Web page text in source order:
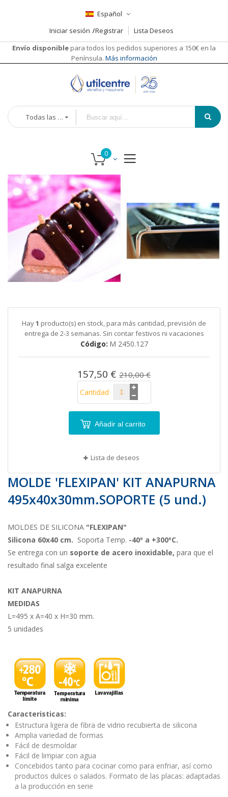
Español
Iniciar sesión
Registrar
Lista Deseos
Envío disponible para todos los pedidos superiores a 150€ en la
Península. Más información
Todas las categorías
Saltar
al
final
de
galería
imágenes
comienzo
galería
imágenes
Hay1 producto(s) en stock, para más cantidad, previsión de
entrega de 2-3 semanas. Sin contar festivos ni vacaciones
Código M 2450.127
157,50 € 210,00 €
Cantidad
Añadir al carrito
Lista de deseos
MOLDE 'FLEXIPAN' KIT ANAPURNA
495x40x30mm.SOPORTE (5 und.)
MOLDES DE SILICONA "FLEXIPAN"
Silicona 60x40 cm. Soporta Temp. -40º a +300ºC.
Se entrega con un soporte de acero inoxidable, para que el
resultado final salga excelente
KIT ANAPURNA
MEDIDAS
L=495 x A=40 x H=30 mm.
5 unidades
Caracteristicas:
Estructura ligera de fibra de vidrio recubierta de silicona
Amplia variedad de formas
Fácil de desmoldar
Fácil de limpiar con agua
Concebidos tanto para cocinar como para enfriar, así como
productos dulces o salados. Formato de las placas: adaptadas
a la producción en serie